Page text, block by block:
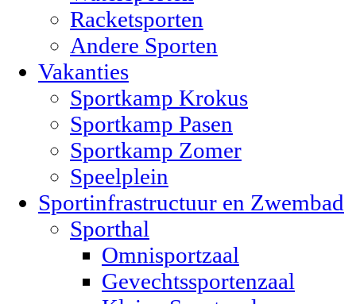
Racketsporten
Andere Sporten
Vakanties
Sportkamp Krokus
Sportkamp Pasen
Sportkamp Zomer
Speelplein
Sportinfrastructuur en Zwembad
Sporthal
Omnisportzaal
Gevechtssportenzaal